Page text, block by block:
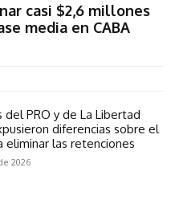
casi $2,6 millones
media en CABA
del PRO y de La Libertad
diferencias sobre el
eliminar las retenciones
2026